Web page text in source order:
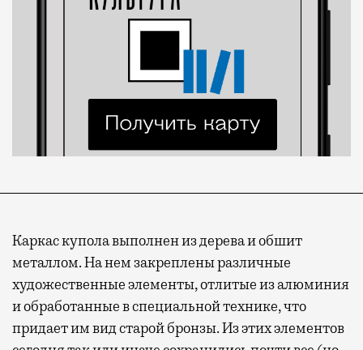
Каркас купола выполнен из дерева и обшит
металлом. На нем закреплены различные
художественные элементы, отлитые из алюминия
и обработанные в специальной технике, что
придает им вид старой бронзы. Из этих элементов